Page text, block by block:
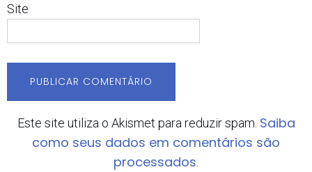
Site
Este site utiliza o Akismet para reduzir spam. Saiba
como seus dados em comentários são
processados